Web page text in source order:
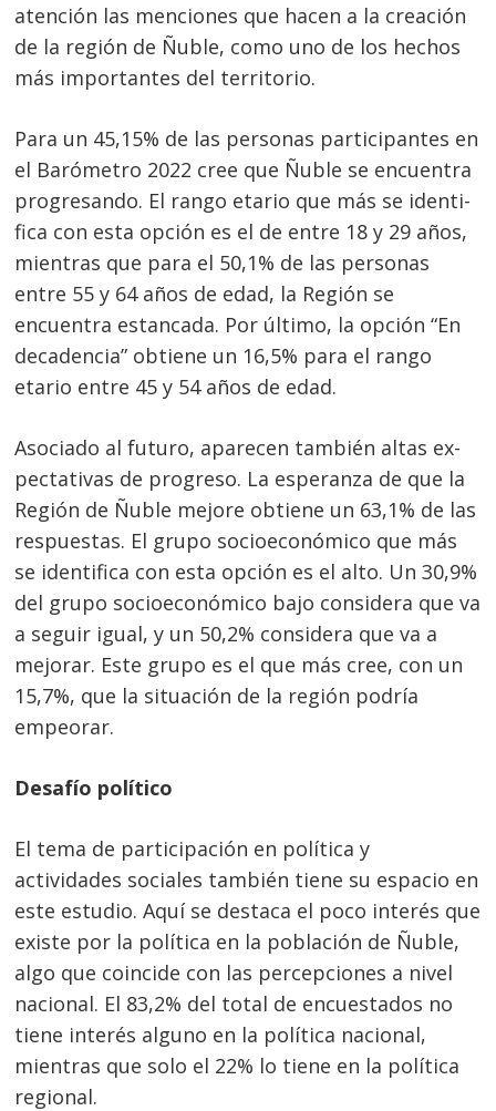
atención las menciones que hacen a la creación
de la región de Ñuble, como uno de los hechos
más importantes del territorio.
Para un 45,15% de las personas participantes en
el Barómetro 2022 cree que Ñuble se encuentra
progresando. El rango etario que más se identi-
fica con esta opción es el de entre 18 y 29 años,
mientras que para el 50,1% de las personas
entre 55 y 64 años de edad, la Región se
encuentra estancada. Por último, la opción “En
decadencia” obtiene un 16,5% para el rango
etario entre 45 y 54 años de edad.
Asociado al futuro, aparecen también altas ex-
pectativas de progreso. La esperanza de que la
Región de Ñuble mejore obtiene un 63,1% de las
respuestas. El grupo socioeconómico que más
se identifica con esta opción es el alto. Un 30,9%
del grupo socioeconómico bajo considera que va
a seguir igual, y un 50,2% considera que va a
mejorar. Este grupo es el que más cree, con un
15,7%, que la situación de la región podría
empeorar.
Desafío político
El tema de participación en política y
actividades sociales también tiene su espacio en
este estudio. Aquí se destaca el poco interés que
existe por la política en la población de Ñuble,
algo que coincide con las percepciones a nivel
nacional. El 83,2% del total de encuestados no
tiene interés alguno en la política nacional,
mientras que solo el 22% lo tiene en la política
regional.